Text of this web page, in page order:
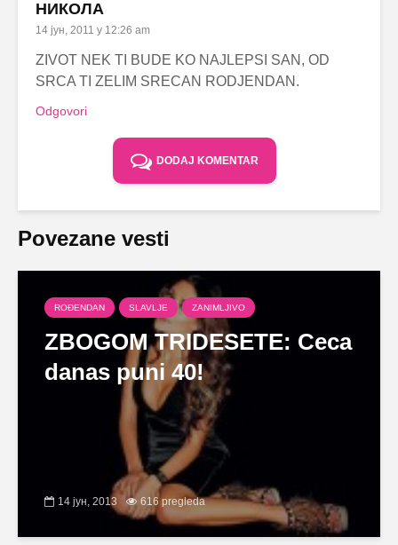
НИКОЛА
14 јун, 2011 у 12:26 am
ZIVOT NEK TI BUDE KO NAJLEPSI SAN, OD
SRCA TI ZELIM SRECAN RODJENDAN.
Odgovori
DODAJ KOMENTAR
Povezane vesti
ROĐENDAN SLAVLJE ZANIMLJIVO
ZBOGOM TRIDESETE: Ceca
danas puni 40!
14 јун, 2013 616 pregleda